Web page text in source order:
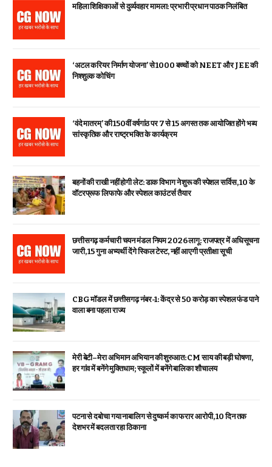
महिला शिक्षिकाओं से दुर्व्यवहार मामला: प्रभारी प्रधान पाठक निलंबित
‘अटल करियर निर्माण योजना’ से 1000 बच्चों को NEET और JEE की
निश्शुल्क कोचिंग
‘वंदे मातरम्’ की 150वीं वर्षगांठ पर 7 से 15 अगस्त तक आयोजित होंगे भव्य
सांस्कृतिक और राष्ट्रभक्ति के कार्यक्रम
बहनों की राखी नहीं होगी लेट: डाक विभाग ने शुरू की स्पेशल सर्विस, ₹10 के
वॉटरप्रूफ लिफाफे और स्पेशल काउंटर्स तैयार
छत्तीसगढ़ कर्मचारी चयन मंडल नियम 2026 लागू: राजपत्र में अधिसूचना
जारी, 15 गुना अभ्यर्थी देंगे स्किल टेस्ट, नहीं आएगी प्रतीक्षा सूची
CBG मॉडल में छत्तीसगढ़ नंबर-1: केंद्र से ₹50 करोड़ का स्पेशल फंड पाने
वाला बना पहला राज्य
मेरी बेटी–मेरा अभिमान अभियान की शुरुआत: CM साय की बड़ी घोषणा,
हर गांव में बनेंगे मुक्तिधाम; स्कूलों में बनेंगे बालिका शौचालय
पटना से दबोचा गया नाबालिग से दुष्कर्म का फरार आरोपी, 10 दिन तक
देशभर में बदलता रहा ठिकाना